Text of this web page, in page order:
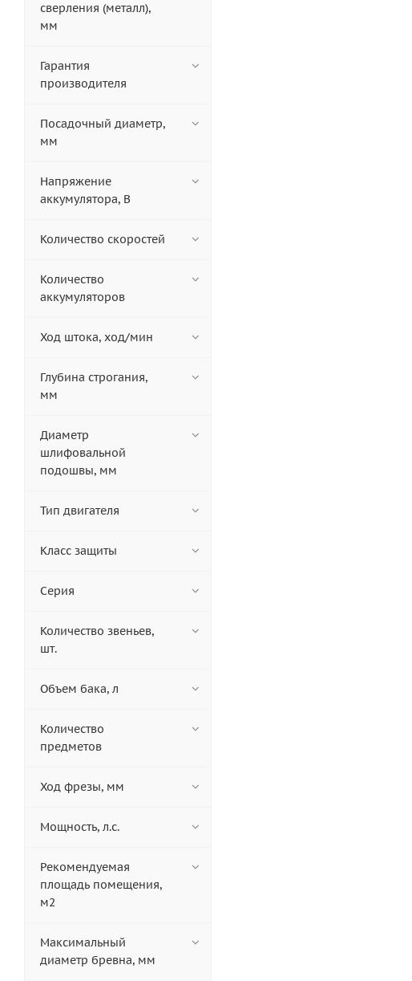
сверления (металл),
мм
Гарантия
производителя
Посадочный диаметр,
мм
Напряжение
аккумулятора, В
Количество скоростей
Количество
аккумуляторов
Ход штока, ход/мин
Глубина строгания,
мм
Диаметр
шлифовальной
подошвы, мм
Тип двигателя
Класс защиты
Серия
Количество звеньев,
шт.
Объем бака, л
Количество
предметов
Ход фрезы, мм
Мощность, л.с.
Рекомендуемая
площадь помещения,
м2
Максимальный
диаметр бревна, мм